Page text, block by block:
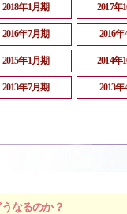
2018年1月期 2017年
2016年7月期 2016
2015年1月期 2014年
2013年7月期 2013
なるのか？